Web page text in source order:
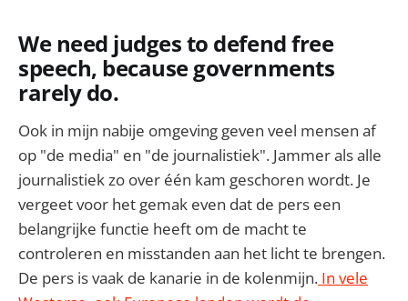
We need judges to defend free
speech, because governments
rarely do.
Ook in mijn nabije omgeving geven veel mensen af
op "de media" en "de journalistiek". Jammer als alle
journalistiek zo over één kam geschoren wordt. Je
vergeet voor het gemak even dat de pers een
belangrijke functie heeft om de macht te
controleren en misstanden aan het licht te brengen.
De pers is vaak de kanarie in de kolenmijn. In vele